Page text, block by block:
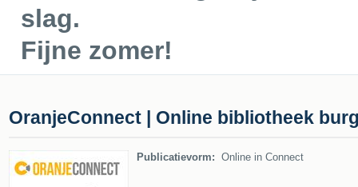
slag.
Fijne zomer!
OranjeConnect | Online bibliotheek
Publicatievorm: Online in Connect